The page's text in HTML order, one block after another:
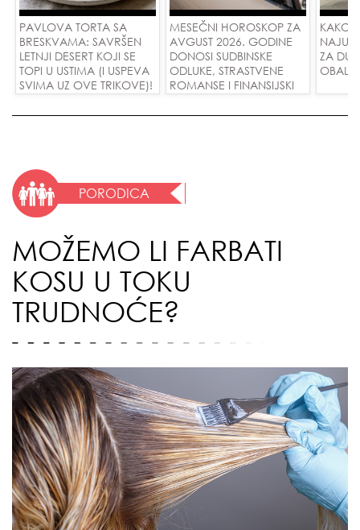
PAVLOVA TORTA SA
BRESKVAMA: SAVRŠEN
LETNJI DESERT KOJI SE
TOPI U USTIMA (I USPEVA
SVIMA UZ OVE TRIKOVE)!
MESEČNI HOROSKOP ZA
AVGUST 2026. GODINE
DONOSI SUDBINSKE
ODLUKE, STRASTVENE
ROMANSE I FINANSIJSKI
KAKO
ZA
PORODICA
MOŽEMO LI FARBATI
KOSU U TOKU
TRUDNOĆE?